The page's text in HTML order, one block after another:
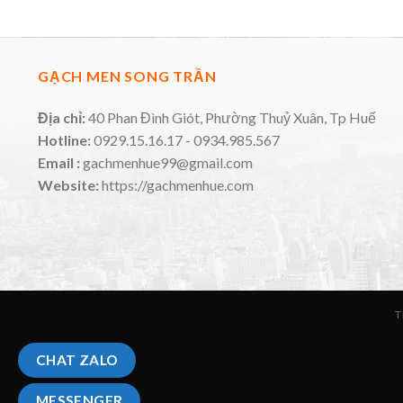
GẠCH MEN SONG TRẦN
Địa chỉ:40 Phan Đình Giót, Phường Thuỷ Xuân, Tp Huế
Hotline:0929.15.16.17 - 0934.985.567
Email :gachmenhue99@gmail.com
Website:https://gachmenhue.com
CHAT ZALO